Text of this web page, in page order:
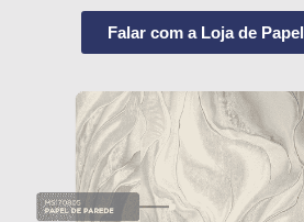
Falar com a Loja de